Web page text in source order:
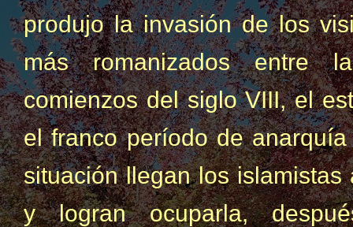
produjo la invasión de los
más romanizados entre
comienzos del siglo VIII, el
el franco período de
situación llegan los
y logran ocuparla,